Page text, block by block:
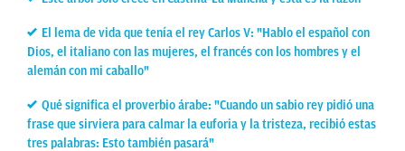
El lema de vida que tenía el rey Carlos V: "Hablo el español con
Dios, el italiano con las mujeres, el francés con los hombres y el
alemán con mi caballo"
Qué significa el proverbio árabe: "Cuando un sabio rey pidió una
frase que sirviera para calmar la euforia y la tristeza, recibió estas
tres palabras: Esto también pasará"